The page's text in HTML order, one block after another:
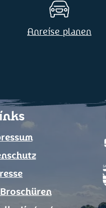
Anreise planen